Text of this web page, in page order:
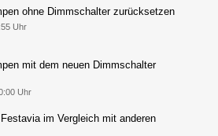
ohne Dimmschalter zurücksetzen
Uhr
mit dem neuen Dimmschalter
Uhr
im Vergleich mit anderen